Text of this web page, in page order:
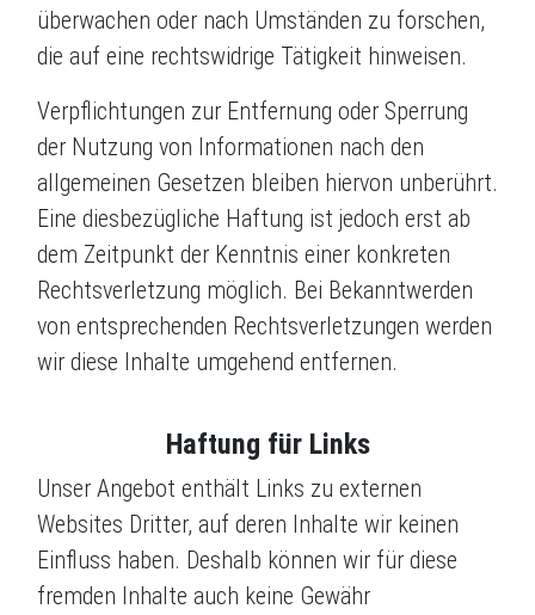
überwachen oder nach Umständen zu forschen,
die auf eine rechtswidrige Tätigkeit hinweisen.
Verpflichtungen zur Entfernung oder Sperrung
der Nutzung von Informationen nach den
allgemeinen Gesetzen bleiben hiervon unberührt.
Eine diesbezügliche Haftung ist jedoch erst ab
dem Zeitpunkt der Kenntnis einer konkreten
Rechtsverletzung möglich. Bei Bekanntwerden
von entsprechenden Rechtsverletzungen werden
wir diese Inhalte umgehend entfernen.
Haftung für Links
Unser Angebot enthält Links zu externen
Websites Dritter, auf deren Inhalte wir keinen
Einfluss haben. Deshalb können wir für diese
fremden Inhalte auch keine Gewähr